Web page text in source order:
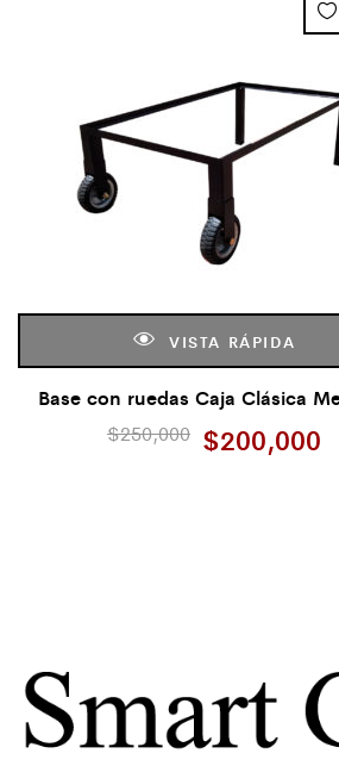
VISTA RÁPIDA
Base con ruedas Caja Clásica
$250,000 $200,000